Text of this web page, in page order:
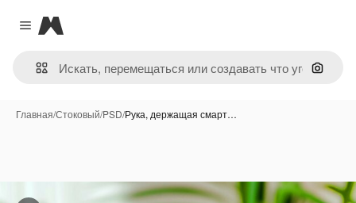
Close menu
Magnific
Поиск
Главная/Стоковый/PSD/Рука, держащая смарт…